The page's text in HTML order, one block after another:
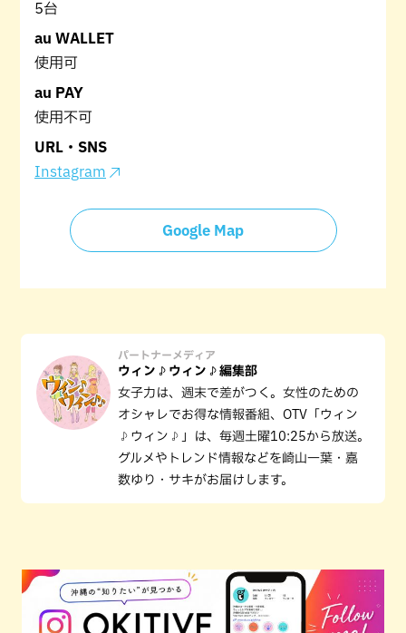
5台
au WALLET
使用可
au PAY
使用不可
URL・SNS
Instagram
Google Map
パートナーメディア
ウィン♪ウィン♪編集部
女子力は、週末で差がつく。女性のための
オシャレでお得な情報番組、OTV「ウィン
♪ウィン♪」は、毎週土曜10:25から放送。
グルメやトレンド情報などを崎山一葉・嘉
数ゆり・サキがお届けします。